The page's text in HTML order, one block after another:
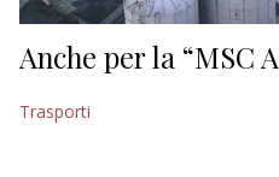
CULTURA
Anche per la “MSC
Trasporti